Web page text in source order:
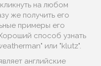
на любом
же получить его
примеры его
способ узнать
или "klutz".
английские